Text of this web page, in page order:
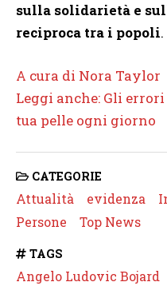
sulla solidarietà e
reciproca tra i popoli.
A cura di Nora Taylor
Leggi anche: Gli
tua pelle ogni giorno
CATEGORIE
Attualità evidenza
Persone
Top News
TAGS
Angelo Ludovic Bojard